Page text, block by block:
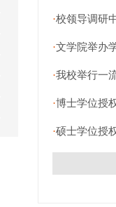
·校领导调研
·文学院举办
·我校举行一
·博士学位授
·硕士学位授